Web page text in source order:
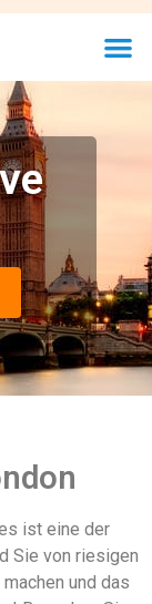
ist eine der
Sie von riesigen
und das